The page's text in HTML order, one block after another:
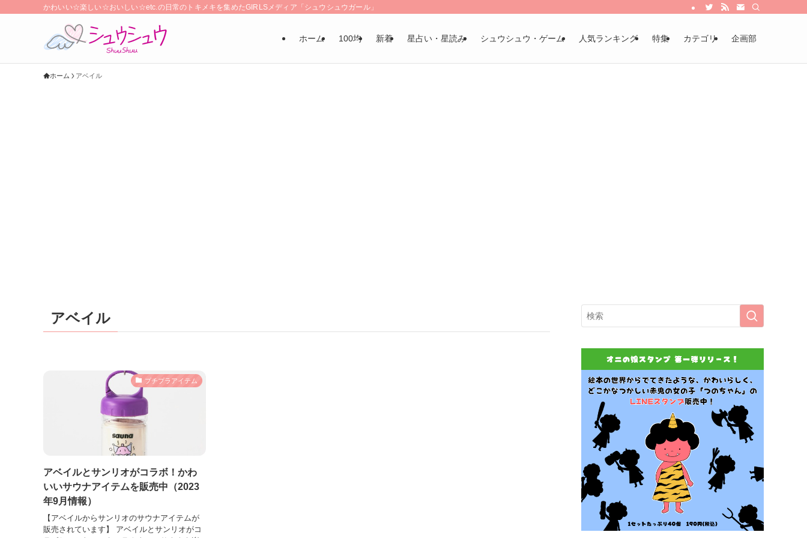
かわいい☆楽しい☆おいしい☆etc.の日常のトキメキを集めたGIRLSメディア「シュウシュウガール」
ホーム 100均 新着 星占い・星読み シュウシュウ・ゲーム 人気ランキング 特集 カテゴリ 企画部
ホーム アベイル
アベイル
プチプラアイテム
アベイルとサンリオがコラボ！かわ
いいサウナアイテムを販売中（2023
年9月情報）
【アベイルからサンリオのサウナアイテムが
販売されています】 アベイルとサンリオがコ